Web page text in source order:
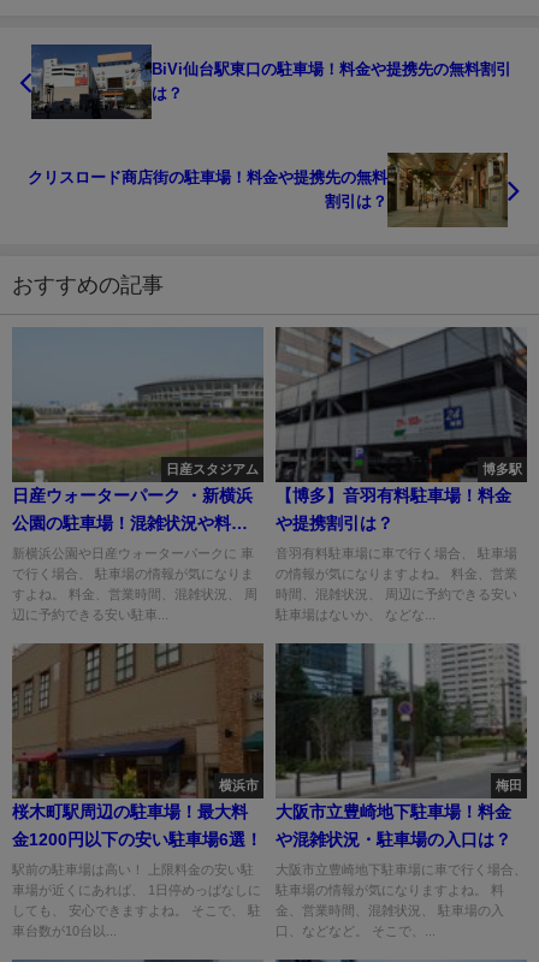
BiVi仙台駅東口の駐車場！料金や提携先の無料割引
は？
クリスロード商店街の駐車場！料金や提携先の無料
割引は？
おすすめの記事
日産スタジアム
日産ウォーターパーク ・新横浜
公園の駐車場！混雑状況や料金
は？
新横浜公園や日産ウォーターパークに 車
で行く場合、 駐車場の情報が気になりま
すよね。 料金、営業時間、混雑状況、 周
辺に予約できる安い駐車...
博多駅
【博多】音羽有料駐車場！料金
や提携割引は？
音羽有料駐車場に車で行く場合、 駐車場
の情報が気になりますよね。 料金、営業
時間、混雑状況、 周辺に予約できる安い
駐車場はないか、 などな...
横浜市
桜木町駅周辺の駐車場！最大料
金1200円以下の安い駐車場6選！
駅前の駐車場は高い！ 上限料金の安い駐
車場が近くにあれば、 1日停めっぱなしに
しても、 安心できますよね。 そこで、 駐
車台数が10台以...
梅田
大阪市立豊崎地下駐車場！料金
や混雑状況・駐車場の入口は？
大阪市立豊崎地下駐車場に車で行く場合、
駐車場の情報が気になりますよね。 料
金、営業時間、混雑状況、 駐車場の入
口、などなど。 そこで、...